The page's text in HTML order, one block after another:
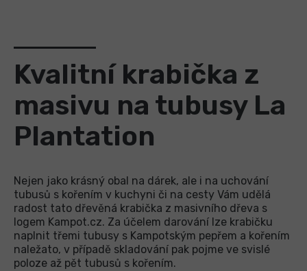
Kvalitní krabička z
masivu na tubusy La
Plantation
Nejen jako krásný obal na dárek, ale i na uchování
tubusů s kořením v kuchyni či na cesty Vám udělá
radost tato dřevěná krabička z masivního dřeva s
logem Kampot.cz. Za účelem darování lze krabičku
naplnit třemi tubusy s Kampotským pepřem a kořením
naležato, v případě skladování pak pojme ve svislé
poloze až pět tubusů s kořením.